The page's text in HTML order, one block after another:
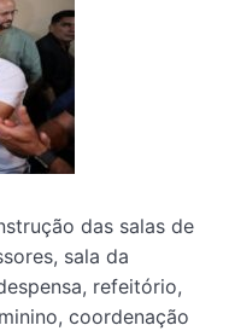
das salas de
sala da
refeitório,
coordenação